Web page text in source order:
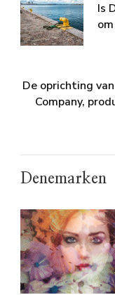
Is
De oprichting
Company,
Denemarken